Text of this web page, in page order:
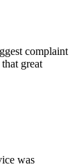
complaint
great
was